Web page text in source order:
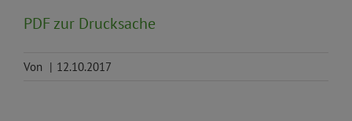
PDF zur Drucksache
Von | 12.10.2017